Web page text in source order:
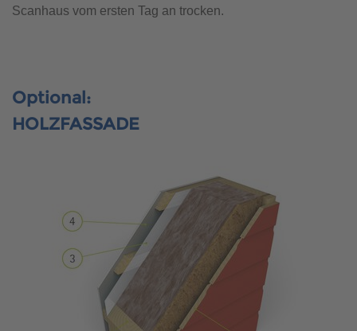
Scanhaus vom ersten Tag an trocken.
Optional:
HOLZFASSADE